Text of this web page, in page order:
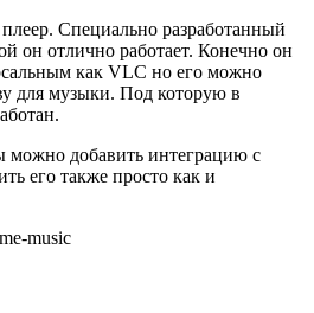
Специально разработанный
он отлично работает. Конечно он
как VLC но его можно
для музыки. Под которую в
добавить интеграцию с
его также просто как и
music